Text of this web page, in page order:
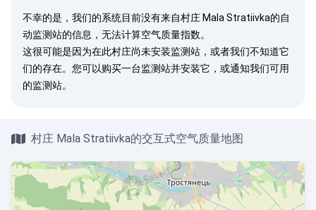
不幸的是，我们的系统目前没有来自村庄 Mala Stratiivka的自
动监测站的信息，无法计算空气质量指数。
这很可能是因为在此村庄尚未安装监测站，或者我们不知道它
们的存在。您可以购买一台监测站并安装它，或通知我们可用
的监测站。
村庄 Mala Stratiivka的交互式空气质量地图